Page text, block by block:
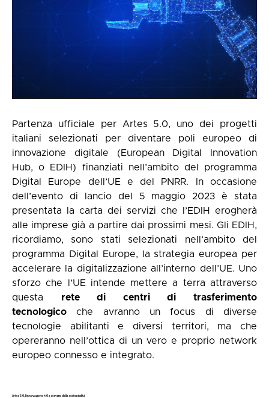
Partenza ufficiale per Artes 5.0, uno dei progetti
italiani selezionati per diventare poli europeo di
innovazione digitale (European Digital Innovation
Hub, o EDIH) finanziati nell’ambito del programma
Digital Europe dell’UE e del PNRR. In occasione
dell’evento di lancio del 5 maggio 2023 è stata
presentata la carta dei servizi che l’EDIH erogherà
alle imprese già a partire dai prossimi mesi. Gli EDIH,
ricordiamo, sono stati selezionati nell’ambito del
programma Digital Europe, la strategia europea per
accelerare la digitalizzazione all’interno dell’UE. Uno
sforzo che l’UE intende mettere a terra attraverso
questa rete di centri di trasferimento
tecnologico che avranno un focus di diverse
tecnologie abilitanti e diversi territori, ma che
opereranno nell’ottica di un vero e proprio network
europeo connesso e integrato.
Artes 5.0, l’innovazione 4.0 a servizio della sostenibilità